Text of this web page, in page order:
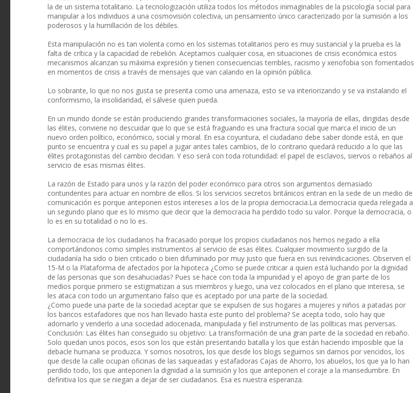
la de un sistema totalitario. La tecnologización utiliza todos los métodos inimaginables de la psicología social para
manipular a los individuos a una cosmovisión colectiva, un pensamiento único caracterizado por la sumisión a los
poderosos y la humillación de los débiles.
Esta manipulación no es tan violenta como en los sistemas totalitarios pero es muy sustancial y la prueba es la
falta de crítica y la capacidad de rebelión. Aceptamos cualquier cosa, en situaciones de crisis económica estos
mecanismos alcanzan su máxima expresión y tienen consecuencias terribles, racismo y xenofobia son fomentados
en momentos de crisis a través de mensajes que van calando en la opinión pública.
Lo sobrante, lo que no nos gusta se presenta como una amenaza, esto se va interiorizando y se va instalando el
conformismo, la insolidaridad, el sálvese quien pueda.
En un mundo donde se están produciendo grandes transformaciones sociales, la mayoría de ellas, dirigidas desde
las élites, conviene no descuidar que lo que se está fraguando es una fractura social que marca el inicio de un
nuevo orden político, económico, social y moral. En esa coyuntura, el ciudadano debe saber donde está, en que
punto se encuentra y cual es su papel a jugar antes tales cambios, de lo contrario quedará reducido a lo que las
élites protagonistas del cambio decidan. Y eso será con toda rotundidad: el papel de esclavos, siervos o rebaños al
servicio de esas mismas élites.
La razón de Estado para unos y la razón del poder económico para otros son argumentos demasiado
contundentes para actuar en nombre de ellos. Si los servicios secretos británicos entran en la sede de un medio de
comunicación es porque anteponen estos intereses a los de la propia democracia.La democracia queda relegada a
un segundo plano que es lo mismo que decir que la democracia ha perdido todo su valor. Porque la democracia, o
lo es en su totalidad o no lo es.
La democracia de los ciudadanos ha fracasado porque los propios ciudadanos nos hemos negado a ella
comportándonos como simples instrumentos al servicio de esas élites. Cualquier movimiento surgido de la
ciudadanía ha sido o bien criticado o bien difuminado por muy justo que fuera en sus reivindicaciones. Observen el
15-M o la Plataforma de afectados por la hipoteca ¿Como se puede criticar a quien está luchando por la dignidad
de las personas que son desahuciadas? Pues se hace con toda la impunidad y el apoyo de gran parte de los
medios porque primero se estigmatizan a sus miembros y luego, una vez colocados en el plano que interesa, se
les ataca con todo un argumentario falso que es aceptado por una parte de la sociedad.
¿Como puede una parte de la sociedad aceptar que se expulsen de sus hogares a mujeres y niños a patadas por
los bancos estafadores que nos han llevado hasta este punto del problema? Se acepta todo, solo hay que
adornarlo y venderlo a una sociedad adocenada, manipulada y fiel instrumento de las políticas mas perversas.
Conclusión: Las élites han conseguido su objetivo: La transformación de una gran parte de la sociedad en rebaño.
Solo quedan unos pocos, esos son los que están presentando batalla y los que están haciendo imposible que la
debacle humana se produzca. Y somos nosotros, los que desde los blogs seguimos sin darnos por vencidos, los
que desde la calle ocupan oficinas de las saqueadas y estafadoras Cajas de Ahorro, los abuelos, los que ya lo han
perdido todo, los que anteponen la dignidad a la sumisión y los que anteponen el coraje a la mansedumbre. En
definitiva los que se niegan a dejar de ser ciudadanos. Esa es nuestra esperanza.